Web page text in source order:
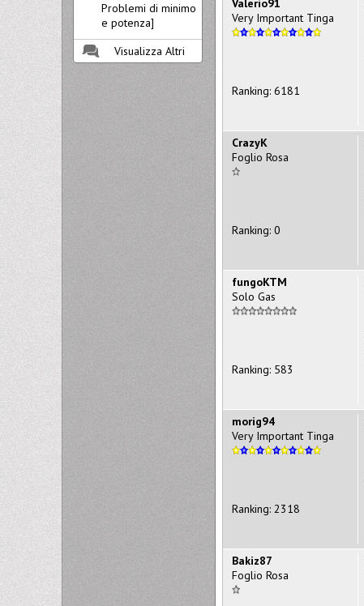
Valerio91
Very Important Tinga
Ranking: 6181
CrazyK
Foglio Rosa
Ranking: 0
fungoKTM
Solo Gas
Ranking: 583
morig94
Very Important Tinga
Ranking: 2318
Bakiz87
Foglio Rosa
Problemi di minimo
e potenza]
Visualizza Altri